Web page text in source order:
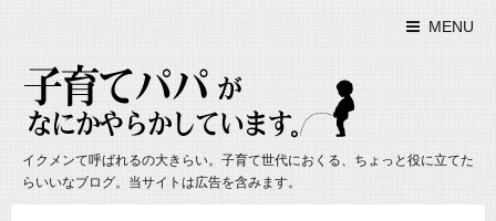
MENU
イクメンて呼ばれるの大きらい。子育て世代におくる、ちょっと役に立てた
らいいなブログ。当サイトは広告を含みます。